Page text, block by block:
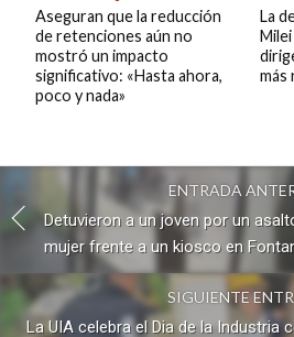
Aseguran que la reducción
de retenciones aún no
mostró un impacto
significativo: «Hasta ahora,
poco y nada»
La
Milei
más
ENTRADA
Detuvieron a un joven por un
mujer frente a un kiosco en
SIGUIENTE
La UIA celebra el Dia de la Industria